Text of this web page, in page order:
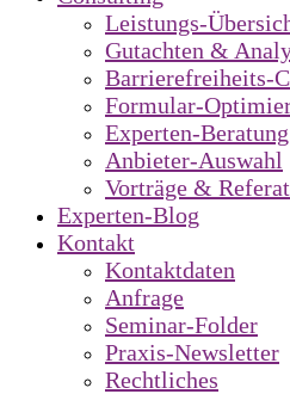
Leistungs-
Gutachten &
Barrierefreiheits-
Formular-
Experten-Beratung
Anbieter-Auswahl
Vorträge &
Experten-Blog
Kontakt
Kontaktdaten
Anfrage
Seminar-Folder
Praxis-Newsletter
Rechtliches